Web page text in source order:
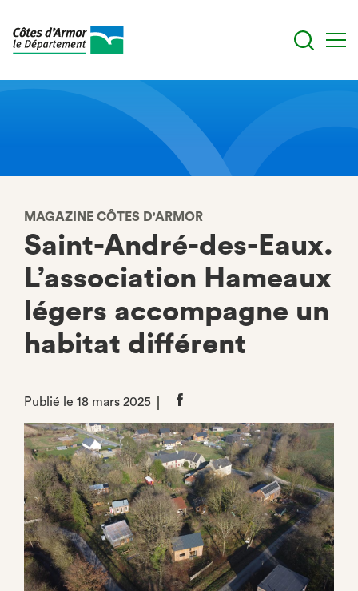
MAGAZINE CÔTES D'ARMOR
Saint-André-des-Eaux.
L’association Hameaux
légers accompagne un
habitat différent
Publié le 18 mars 2025
Partager
Facebook